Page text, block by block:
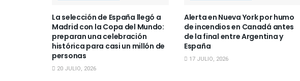
La selección de España llegó a
Madrid con la Copa del Mundo:
preparan una celebración
histórica para casi un millón de
personas
20 JULIO, 2026
Alerta en Nueva York por humo
de incendios en Canadá antes
de la final entre Argentina y
España
17 JULIO, 2026